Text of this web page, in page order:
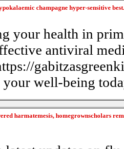
champagne hyper-sensitive
your health in
antiviral
your well-being
harmatemesis, homegrownscholars